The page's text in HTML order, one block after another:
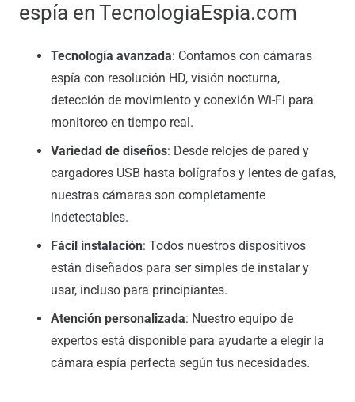
espía en TecnologiaEspia.com
Tecnología avanzada: Contamos con cámaras
espía con resolución HD, visión nocturna,
detección de movimiento y conexión Wi-Fi para
monitoreo en tiempo real.
Variedad de diseños: Desde relojes de pared y
cargadores USB hasta bolígrafos y lentes de gafas,
nuestras cámaras son completamente
indetectables.
Fácil instalación: Todos nuestros dispositivos
están diseñados para ser simples de instalar y
usar, incluso para principiantes.
Atención personalizada: Nuestro equipo de
expertos está disponible para ayudarte a elegir la
cámara espía perfecta según tus necesidades.